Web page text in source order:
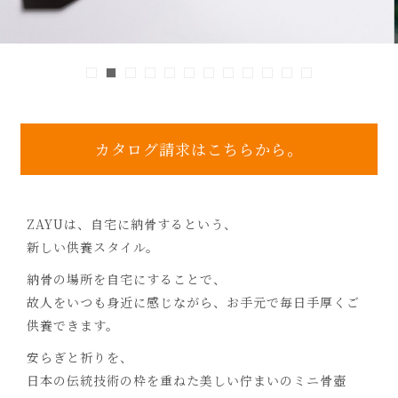
カタログ請求はこちらから。
ZAYUは、自宅に納骨するという、
新しい供養スタイル。
納骨の場所を自宅にすることで、
故人をいつも身近に感じながら、 お手元で毎日手厚くご
供養できます。
安らぎと祈りを、
日本の伝統技術の枠を重ねた美しい佇まいのミニ骨壺